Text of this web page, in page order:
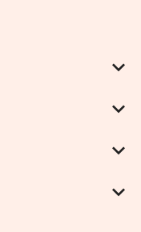
keyboard_arrow_down
keyboard_arrow_down
keyboard_arrow_down
keyboard_arrow_down